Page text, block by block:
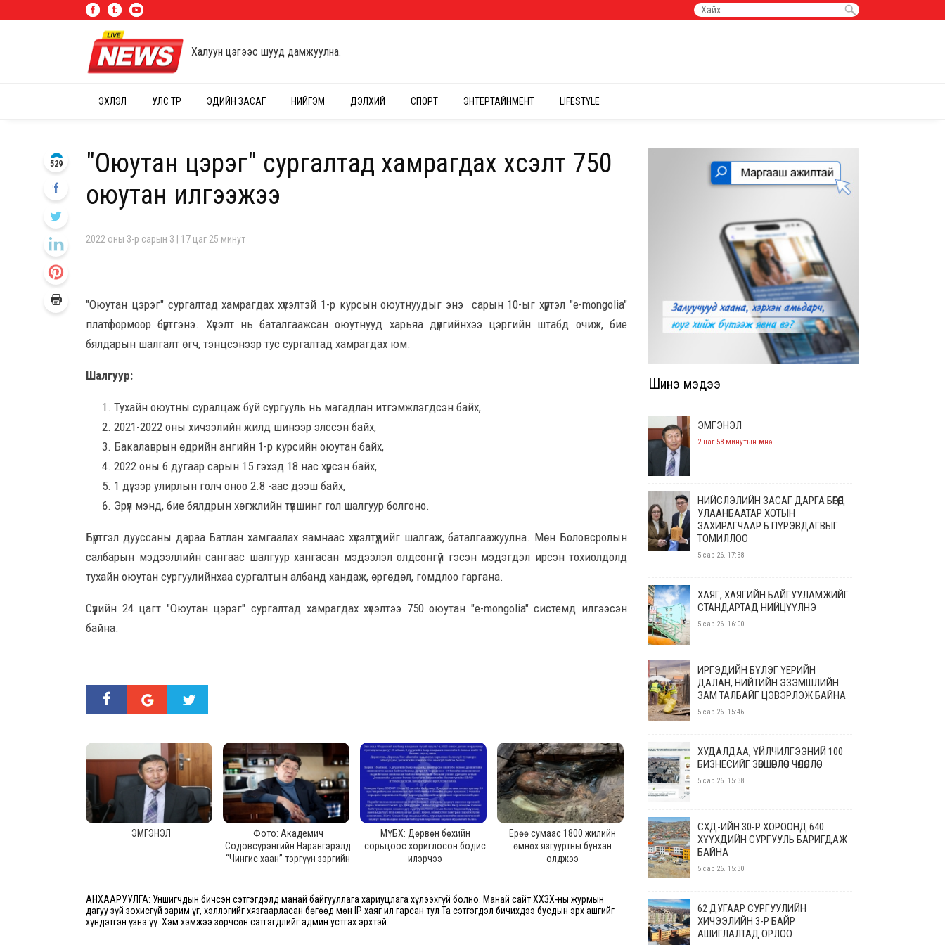
Халуун цэгээс шууд дамжуулна.
ЭХЛЭЛ УЛС ТӨР ЭДИЙН ЗАСАГ НИЙГЭМ ДЭЛХИЙ СПОРТ ЭНТЕРТАЙНМЕНТ LIFESTYLE
"Оюутан цэрэг" сургалтад хамрагдах хүсэлт 750
оюутан илгээжээ
2022 оны 3-р сарын 3 | 17 цаг 25 минут
529
"Оюутан цэрэг" сургалтад хамрагдах хүсэлтэй 1-р курсын оюутнуудыг энэ сарын 10-ыг хүртэл "e-mongolia"
платформоор бүртгэнэ. Хүсэлт нь баталгаажсан оюутнууд харьяа дүүргийнхээ цэргийн штабд очиж, бие
бялдарын шалгалт өгч, тэнцсэнээр тус сургалтад хамрагдах юм.
Шалгуур:
Тухайн оюутны суралцаж буй сургууль нь магадлан итгэмжлэгдсэн байх,
2021-2022 оны хичээлийн жилд шинээр элссэн байх,
Бакалаврын өдрийн ангийн 1-р курсийн оюутан байх,
2022 оны 6 дугаар сарын 15 гэхэд 18 нас хүрсэн байх,
1 дүгээр улирлын голч оноо 2.8 -аас дээш байх,
Эрүүл мэнд, бие бялдрын хөгжлийн түвшинг гол шалгуур болгоно.
Бүртгэл дууссаны дараа Батлан хамгаалах яамнаас хүсэлтүүдийг шалгаж, баталгаажуулна. Мөн Боловсролын
салбарын мэдээллийн сангаас шалгуур хангасан мэдээлэл олдсонгүй гэсэн мэдэгдэл ирсэн тохиолдолд
тухайн оюутан сургуулийнхаа сургалтын албанд хандаж, өргөдөл, гомдлоо гаргана.
Сүүлийн 24 цагт "Оюутан цэрэг" сургалтад хамрагдах хүсэлтээ 750 оюутан "e-mongolia" системд илгээсэн
байна.
ЭМГЭНЭЛ
Фото: Академич
Содовсүрэнгийн Нарангэрэлд
“Чингис хаан” тэргүүн зэргийн
МҮБХ: Дөрвөн бөхийн
сорьцоос хориглосон бодис
илэрчээ
Ерөө сумаас 1800 жилийн
өмнөх язгууртны бунхан
олджээ
АНХААРУУЛГА: Уншигчдын бичсэн сэтгэгдэлд манай байгууллага хариуцлага хүлээхгүй болно. Манай сайт ХХЗХ-ны журмын
дагуу зүй зохисгүй зарим үг, хэллэгийг хязгаарласан бөгөөд мөн IP хаяг ил гарсан тул Та сэтгэгдэл бичихдээ бусдын эрх ашгийг
хүндэтгэн үзнэ үү. Хэм хэмжээ зөрчсөн сэтгэгдлийг админ устгах эрхтэй.
Шинэ мэдээ
ЭМГЭНЭЛ
2 цаг 58 минутын өмнө
НИЙСЛЭЛИЙН ЗАСАГ ДАРГА БӨГӨӨД
УЛААНБААТАР ХОТЫН
ЗАХИРАГЧААР Б.ПҮРЭВДАГВЫГ
ТОМИЛЛОО
5 сар 26. 17:38
ХАЯГ, ХАЯГИЙН БАЙГУУЛАМЖИЙГ
СТАНДАРТАД НИЙЦҮҮЛНЭ
5 сар 26. 16:00
ИРГЭДИЙН БҮЛЭГ ҮЕРИЙН
ДАЛАН, НИЙТИЙН ЭЗЭМШЛИЙН
ЗАМ ТАЛБАЙГ ЦЭВЭРЛЭЖ БАЙНА
5 сар 26. 15:46
ХУДАЛДАА, ҮЙЛЧИЛГЭЭНИЙ 100
БИЗНЕСИЙГ ЗӨВШӨӨРЛӨӨС ЧӨЛӨӨЛЛӨӨ
5 сар 26. 15:38
СХД-ИЙН 30-Р ХОРООНД 640
ХҮҮХДИЙН СУРГУУЛЬ БАРИГДАЖ
БАЙНА
5 сар 26. 15:30
62 ДУГААР СУРГУУЛИЙН
ХИЧЭЭЛИЙН 3-Р БАЙР
АШИГЛАЛТАД ОРЛОО